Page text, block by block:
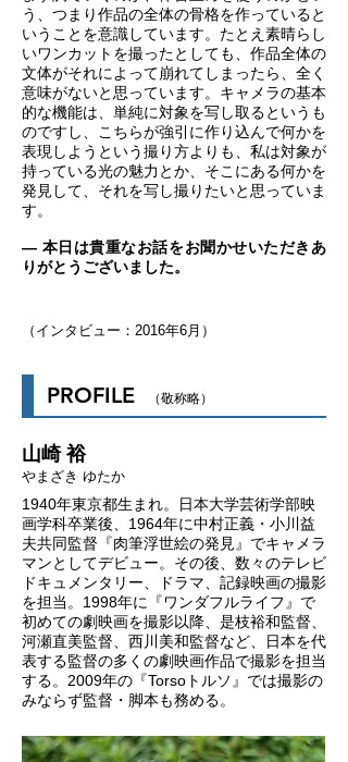
う、つまり作品の全体の骨格を作っていると
いうことを意識しています。たとえ素晴らし
いワンカットを撮ったとしても、作品全体の
文体がそれによって崩れてしまったら、全く
意味がないと思っています。キャメラの基本
的な機能は、単純に対象を写し取るというも
のですし、こちらが強引に作り込んで何かを
表現しようという撮り方よりも、私は対象が
持っている光の魅力とか、そこにある何かを
発見して、それを写し撮りたいと思っていま
す。
― 本日は貴重なお話をお聞かせいただきあ
りがとうございました。
（インタビュー：2016年6月）
PROFILE （敬称略）
山崎 裕
やまざき ゆたか
1940年東京都生まれ。日本大学芸術学部映
画学科卒業後、1964年に中村正義・小川益
夫共同監督『肉筆浮世絵の発見』でキャメラ
マンとしてデビュー。その後、数々のテレビ
ドキュメンタリー、ドラマ、記録映画の撮影
を担当。1998年に『ワンダフルライフ』で
初めての劇映画を撮影以降、是枝裕和監督、
河瀬直美監督、西川美和監督など、日本を代
表する監督の多くの劇映画作品で撮影を担当
する。2009年の『Torsoトルソ』では撮影の
みならず監督・脚本も務める。